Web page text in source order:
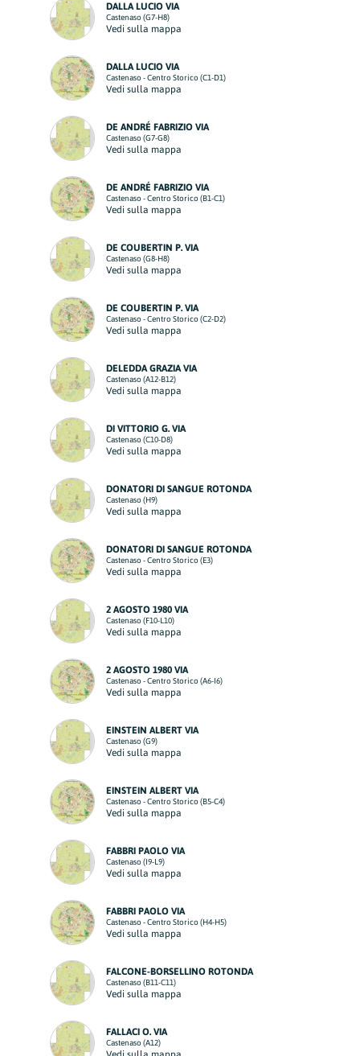
DALLA LUCIO VIA
Castenaso (G7-H8)
Vedi sulla mappa
DALLA LUCIO VIA
Castenaso - Centro Storico (C1-D1)
Vedi sulla mappa
DE ANDRÉ FABRIZIO VIA
Castenaso (G7-G8)
Vedi sulla mappa
DE ANDRÉ FABRIZIO VIA
Castenaso - Centro Storico (B1-C1)
Vedi sulla mappa
DE COUBERTIN P. VIA
Castenaso (G8-H8)
Vedi sulla mappa
DE COUBERTIN P. VIA
Castenaso - Centro Storico (C2-D2)
Vedi sulla mappa
DELEDDA GRAZIA VIA
Castenaso (A12-B12)
Vedi sulla mappa
DI VITTORIO G. VIA
Castenaso (C10-D8)
Vedi sulla mappa
DONATORI DI SANGUE ROTONDA
Castenaso (H9)
Vedi sulla mappa
DONATORI DI SANGUE ROTONDA
Castenaso - Centro Storico (E3)
Vedi sulla mappa
2 AGOSTO 1980 VIA
Castenaso (F10-L10)
Vedi sulla mappa
2 AGOSTO 1980 VIA
Castenaso - Centro Storico (A6-I6)
Vedi sulla mappa
EINSTEIN ALBERT VIA
Castenaso (G9)
Vedi sulla mappa
EINSTEIN ALBERT VIA
Castenaso - Centro Storico (B5-C4)
Vedi sulla mappa
FABBRI PAOLO VIA
Castenaso (I9-L9)
Vedi sulla mappa
FABBRI PAOLO VIA
Castenaso - Centro Storico (H4-H5)
Vedi sulla mappa
FALCONE-BORSELLINO ROTONDA
Castenaso (B11-C11)
Vedi sulla mappa
FALLACI O. VIA
Castenaso (A12)